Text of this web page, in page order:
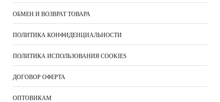
ОБМЕН И ВОЗВРАТ ТОВАРА
ПОЛИТИКА КОНФИДЕНЦИАЛЬНОСТИ
ПОЛИТИКА ИСПОЛЬЗОВАНИЯ COOKIES
ДОГОВОР ОФЕРТА
ОПТОВИКАМ